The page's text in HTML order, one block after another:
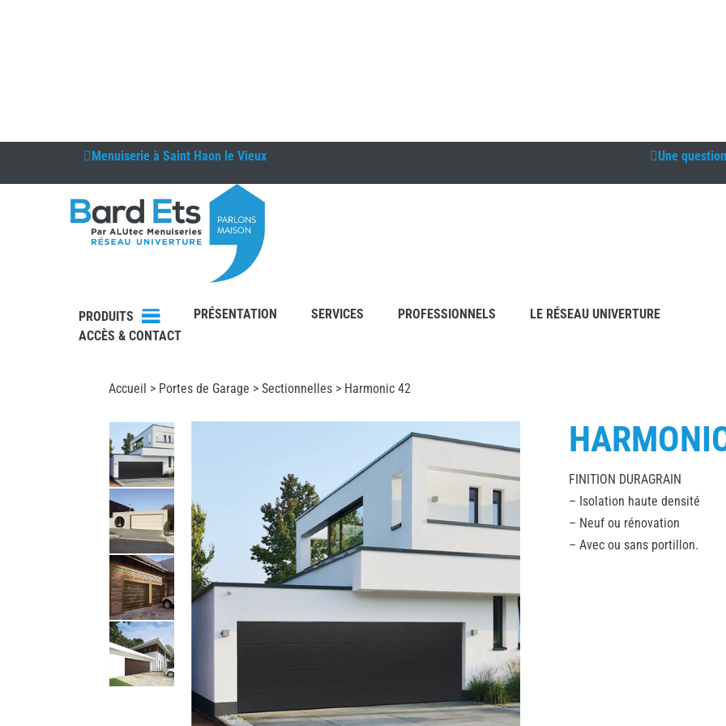
Menuiserie à Saint Haon le Vieux Une
PRODUITS PRÉSENTATION SERVICES PROFESSIONNELS
LE RÉSEAU UNIVERTURE
ACCÈS & CONTACT
Accueil > Portes de Garage >Sectionnelles > Harmonic 42
FINITION DURAGRAIN
– Isolation haute densité
– Neuf ou rénovation
– Avec ou sans portillon.